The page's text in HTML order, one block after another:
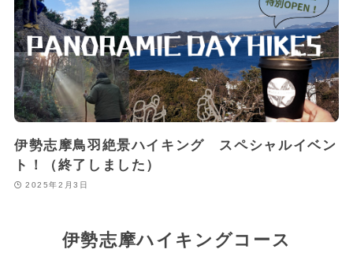
伊勢志摩鳥羽絶景ハイキング スペシャルイベン
ト！（終了しました）
2025年2月3日
伊勢志摩ハイキングコース